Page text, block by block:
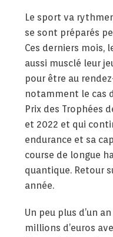
Le sport va
se sont préparés
Ces derniers mois,
aussi musclé leur
pour être au
notamment le cas
Prix des Trophées
et 2022 et qui
endurance et sa
course de longue
quantique. Retour
année.
Un peu plus d’un
millions d’euros